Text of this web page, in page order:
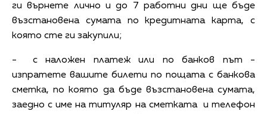
ги върнете лично и до 7 работни дни ще бъде
възстановена сумата по кредитната карта, с
която сте ги закупили;
- с наложен платеж или по банков път -
изпратете вашите билети по пощата с банкова
сметка, по която да бъде възстановена сумата,
заедно с име на титуляр на сметката и телефон